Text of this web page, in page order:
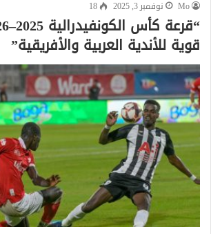
Mo نوفمبر 3, 2025 18
قوية للأندية العربية والأفريقية”